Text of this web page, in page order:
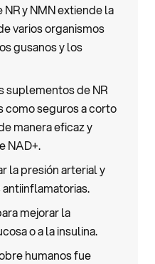
y NMN extiende la
varios organismos
gusanos y los
suplementos de NR
como seguros a corto
manera eficaz y
NAD+.
la presión arterial y
mejorar la
o a la insulina.
humanos fue